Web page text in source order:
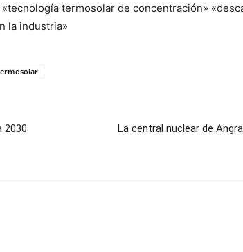
termosolar de concentración»
la industria»
2030
La central nuclear de